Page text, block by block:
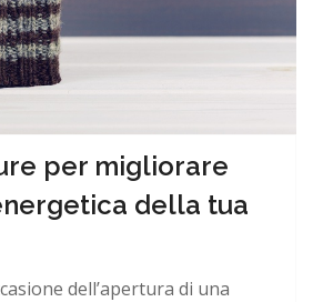
per migliorare
della tua
dell’apertura di una